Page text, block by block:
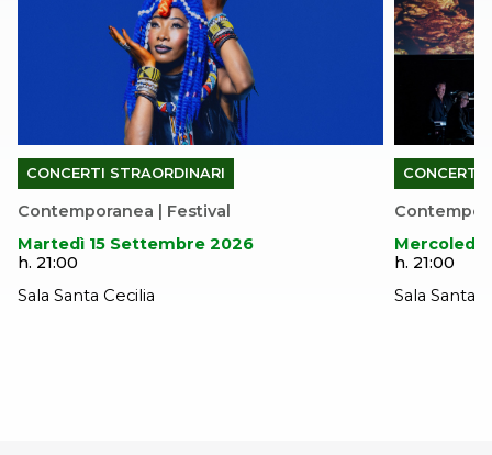
CONCERTI STRAORDINARI
Contemporanea | Festival
Martedì 15 Settembre 2026
h. 21:00
Sala Santa Cecilia
CONCERTI
Mercoledì
h. 21:00
Sala Santa